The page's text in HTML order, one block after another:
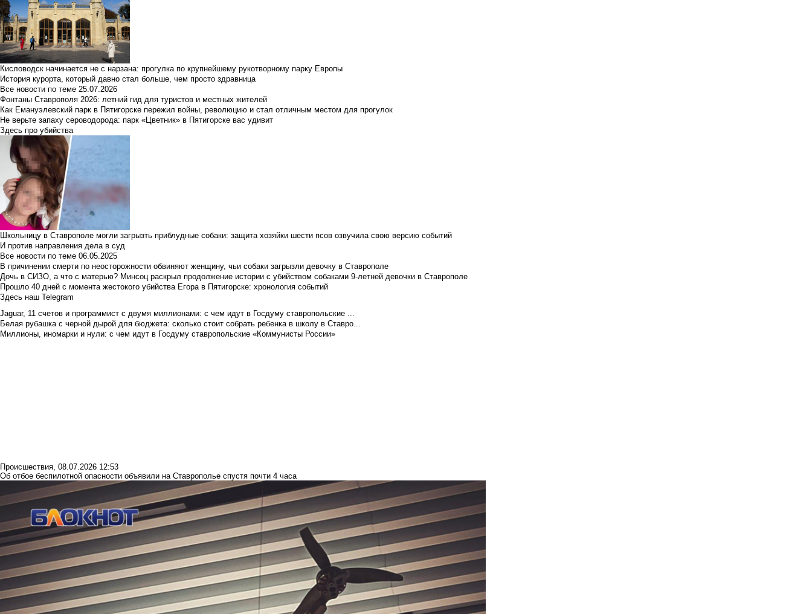
Кисловодск начинается не с нарзана: прогулка по крупнейшему рукотворному парку Европы
История курорта, который давно стал больше, чем просто здравница
Все новости по теме 25.07.2026
Фонтаны Ставрополя 2026: летний гид для туристов и местных жителей
Как Емануэлевский парк в Пятигорске пережил войны, революцию и стал отличным местом для прогулок
Не верьте запаху сероводорода: парк «Цветник» в Пятигорске вас удивит
Здесь про убийства
Школьницу в Ставрополе могли загрызть приблудные собаки: защита хозяйки шести псов озвучила свою версию событий
И против направления дела в суд
Все новости по теме 06.05.2025
В причинении смерти по неосторожности обвиняют женщину, чьи собаки загрызли девочку в Ставрополе
Дочь в СИЗО, а что с матерью? Минсоц раскрыл продолжение истории с убийством собаками 9-летней девочки в Ставрополе
Прошло 40 дней с момента жестокого убийства Егора в Пятигорске: хронология событий
Здесь наш Telegram
Jaguar, 11 счетов и программист с двумя миллионами: с чем идут в Госдуму ставропольские ...
Белая рубашка с черной дырой для бюджета: сколько стоит собрать ребенка в школу в Ставро...
Миллионы, иномарки и нули: с чем идут в Госдуму ставропольские «Коммунисты России»
Происшествия, 08.07.2026 12:53
Об отбое беспилотной опасности объявили на Ставрополье спустя почти 4 часа